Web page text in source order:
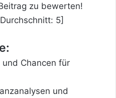
zu bewerten!
Durchschnitt: 5]
und Chancen für
und